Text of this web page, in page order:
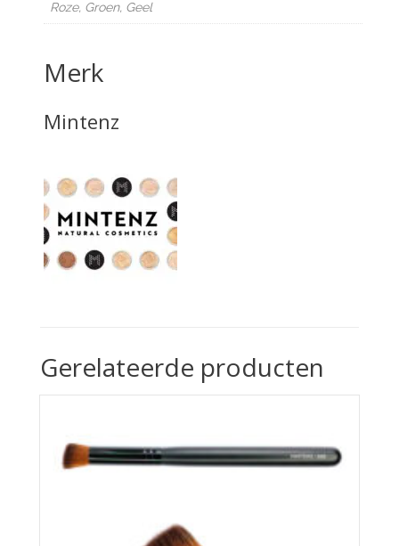
Roze, Groen, Geel
Merk
Mintenz
Gerelateerde producten